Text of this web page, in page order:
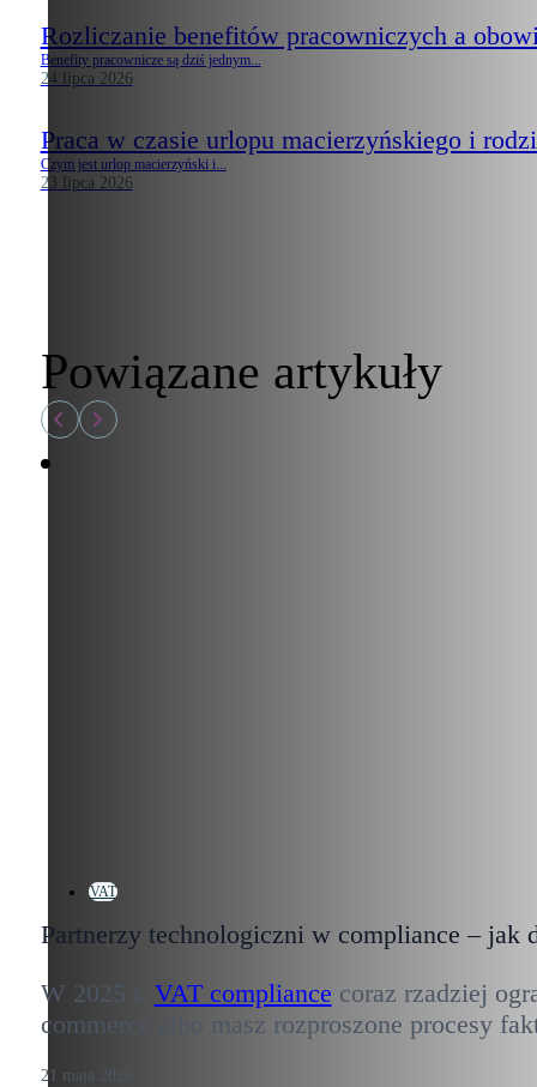
Rozliczanie benefitów pracowniczych a
Benefity pracownicze są dziś jednym...
24 lipca 2026
Praca w czasie urlopu macierzyńskiego i
Czym jest urlop macierzyński i...
23 lipca 2026
Powiązane artykuły
VAT
Partnerzy technologiczni w compliance – jak
W 2025 r. VAT compliance coraz rzadziej
commerce albo masz rozproszone procesy
21 maja 2026